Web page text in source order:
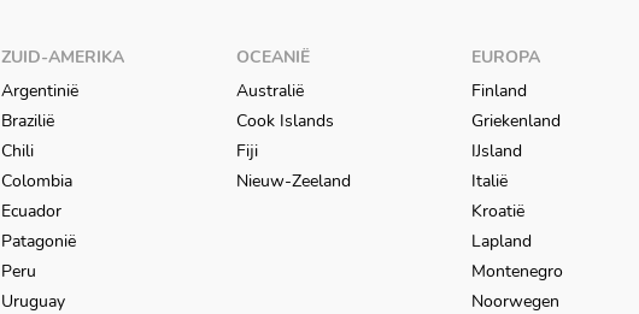
ZUID-AMERIKA
Argentinië
Brazilië
Chili
Colombia
Ecuador
Patagonië
Peru
Uruguay
OCEANIË
Australië
Cook Islands
Fiji
Nieuw-Zeeland
EUROPA
Finland
Griekenland
IJsland
Italië
Kroatië
Lapland
Montenegro
Noorwegen